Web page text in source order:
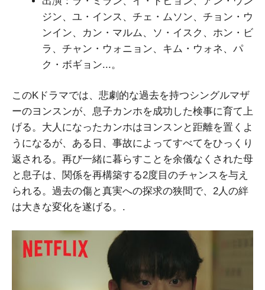
ジン、ユ・インス、チェ・ムソン、チョン・ウ
ンイン、カン・マルム、ソ・イスク、ホン・ビ
ラ、チャン・ウォニョン、キム・ウォネ、パ
ク・ボギョン...。
このKドラマでは、悲劇的な過去を持つシングルマザ
ーのヨンスンが、息子カンホを成功した検事に育て上
げる。大人になったカンホはヨンスンと距離を置くよ
うになるが、ある日、事故によってすべてをひっくり
返される。再び一緒に暮らすことを余儀なくされた母
と息子は、関係を再構築する2度目のチャンスを与え
られる。過去の傷と真実への探求の狭間で、2人の絆
は大きな変化を遂げる。.